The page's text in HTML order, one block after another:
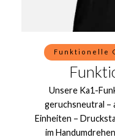
Funktionelle
Unsere Ka1-
geruchsneutral –
Einheiten –
im